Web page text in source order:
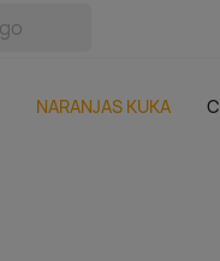
NARANJAS KUKA